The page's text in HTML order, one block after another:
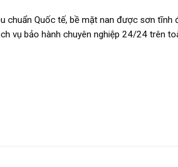
chuẩn Quốc tế, bề mặt nan được sơn tĩnh
vụ bảo hành chuyên nghiệp 24/24 trên